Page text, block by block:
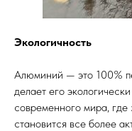
Экологичность
Алюминий — это 100%
делает его
современного мира,
становится все более